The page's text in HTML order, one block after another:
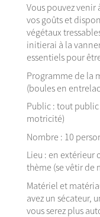
Vous pouvez venir
vos goûts et
végétaux
initierai à la
essentiels pour
Programme de la
(boules en
Public : tout
motricité)
Nombre : 10
Lieu : en extérieur
thème (se vêtir de
Matériel et
avez un sécateur,
vous serez plus